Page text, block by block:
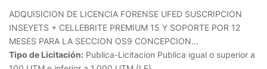
ADQUISICION DE LICENCIA FORENSE UFED SUSCRIPCION
INSEYETS + CELLEBRITE PREMIUM 15 Y SOPORTE POR 12
MESES PARA LA SECCION OS9 CONCEPCION...
Tipo de Licitación: Publica-Licitacion Publica igual o superior a